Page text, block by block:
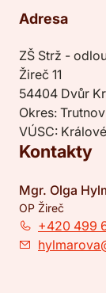
Adresa
ZŠ Strž -
Žireč 11
54404 Dvůr
Okres: Trutnov
VÚSC:
Kontakty
Mgr. Olga
OP Žireč
+420 499